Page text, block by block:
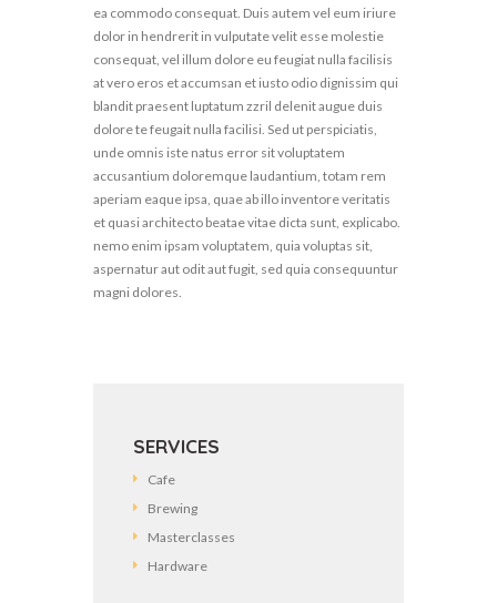
ea commodo consequat. Duis autem vel eum iriure
dolor in hendrerit in vulputate velit esse molestie
consequat, vel illum dolore eu feugiat nulla facilisis
at vero eros et accumsan et iusto odio dignissim qui
blandit praesent luptatum zzril delenit augue duis
dolore te feugait nulla facilisi. Sed ut perspiciatis,
unde omnis iste natus error sit voluptatem
accusantium doloremque laudantium, totam rem
aperiam eaque ipsa, quae ab illo inventore veritatis
et quasi architecto beatae vitae dicta sunt, explicabo.
nemo enim ipsam voluptatem, quia voluptas sit,
aspernatur aut odit aut fugit, sed quia consequuntur
magni dolores.
SERVICES
Cafe
Brewing
Masterclasses
Hardware